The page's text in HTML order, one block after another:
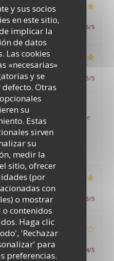
y sus socios
en este sitio,
implicar la
de datos
Las cookies
«necesarias»
y se
Otras
su
Estas
sirven
su
medir la
sitio, ofrecer
(por
con
o mostrar
contenidos
Haga clic
'Rechazar
para
preferencias.
Menú /5 Calidad / Precio 5/5
Menú:5/5 Calidad / Precio 5/5
dîner dans un cadre
et moi avons passé une
de l'entrée au
fait maison et en plus le
Menú: 5/5 Calidad / Precio 5/5
Menú: 4/5 Calidad / Precio 4/5